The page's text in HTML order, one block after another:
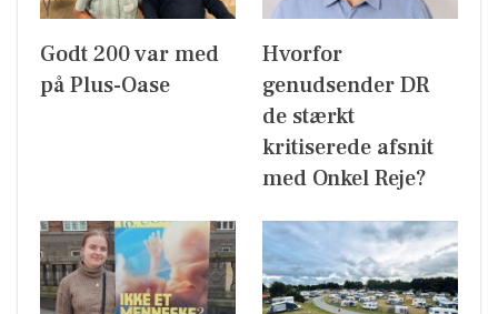
Godt 200 var med
på Plus-Oase
Hvorfor
genudsender DR
de stærkt
kritiserede afsnit
med Onkel Reje?